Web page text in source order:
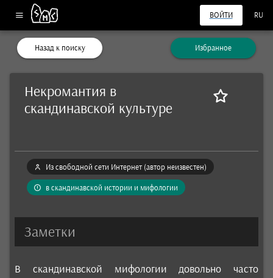
ВОЙТИ RU
Назад к поиску Избранное
Некромантия в
скандинавской культуре
Из свободной сети Интернет (автор неизвестен)
в скандинавской истории и мифологии
Заметки
В скандинавской мифологии довольно часто